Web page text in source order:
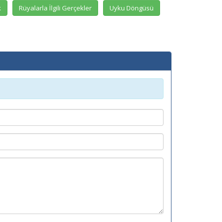
Rüyalarla İlgili Gerçekler Uyku Döngüsü